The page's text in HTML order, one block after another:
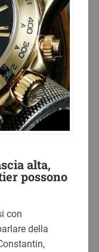
alta,
possono
con
della